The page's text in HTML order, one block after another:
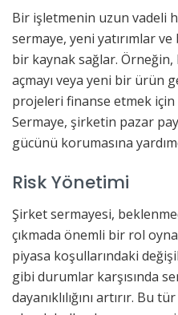
Bir işletmenin uzun vadeli
sermaye, yeni yatırımlar
bir kaynak sağlar.
açmayı veya yeni bir ürün
projeleri finanse etmek
Sermaye, şirketin pazar
gücünü korumasına
Risk Yönetimi
Şirket sermayesi,
çıkmada önemli bir rol
piyasa koşullarındaki
gibi durumlar karşısında
dayanıklılığını artırır. Bu